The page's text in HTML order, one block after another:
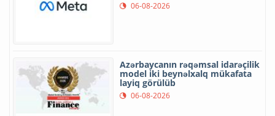
06-08-2026
Azərbaycanın rəqəmsal idarəçilik
model iki beynəlxalq mükafata
layiq görülüb
06-08-2026